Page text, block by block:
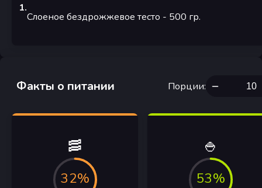
1.
Слоеное бездрожжевое тесто - 500 гр.
Факты о питании Порции:
🥓
32%
🍚
53%